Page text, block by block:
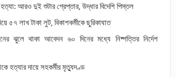
আরও দুই শুটার গ্রেপ্তার, উদ্ধার বিদেশি পিস্তল
৫৭ লাখ টাকা লুট, বিকাশকর্মীকে ছুরিকাঘাত
ঝুলে থাকা আবেদন ৬০ দিনের মধ্যে নিষ্পত্তির নির্দেশ
হত্যার দায়ে সহকর্মীর মৃত্যুদণ্ড